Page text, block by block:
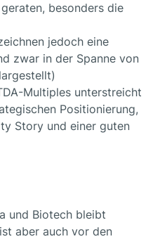
besonders die
jedoch eine
zwar in der Spanne von
Multiples unterstreicht
Positionierung,
Story und einer guten
und Biotech bleibt
aber auch vor den